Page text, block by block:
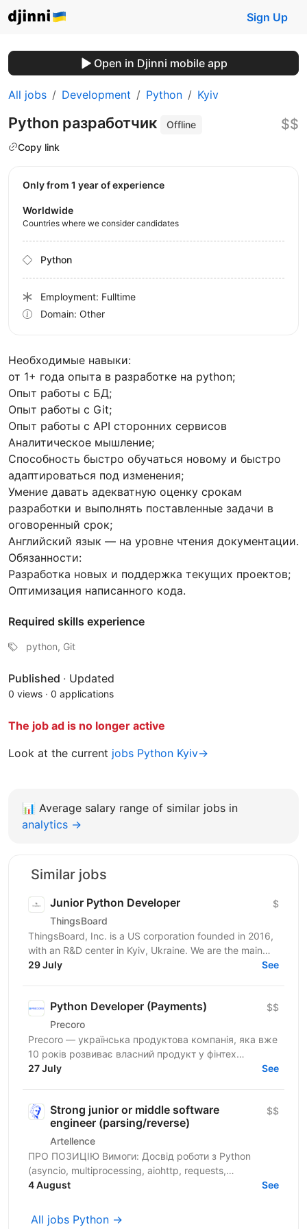
Sign Up
Open in Djinni mobile app
All jobs Development Python Kyiv
Python разработчик
Offline
Copy link
$$
Необходимые навыки:
от 1+ года опыта в разработке на python;
Опыт работы с БД;
Опыт работы с Git;
Опыт работы с API сторонних сервисов
Аналитическое мышление;
Способность быстро обучаться новому и быстро
адаптироваться под изменения;
Умение давать адекватную оценку срокам
разработки и выполнять поставленные задачи в
оговоренный срок;
Английский язык — на уровне чтения документации.
Обязанности:
Разработка новых и поддержка текущих проектов;
Оптимизация написанного кода.
Required skills experience
python, Git
Published · Updated
0 views · 0 applications
The job ad is no longer active
Look at the current jobs Python Kyiv→
Only from 1 year of experience
Worldwide
Countries where we consider candidates
Python
Employment: Fulltime
Domain: Other
📊 Average salary range of similar jobs in
analytics →
Similar jobs
Junior Python Developer
ThingsBoard
$
ThingsBoard, Inc. is a US corporation founded in 2016,
with an R&D center in Kyiv, Ukraine. We are the main
contributors and maintainers of the ThingsBoard...
29 July See
Python Developer (Payments)
Precoro
$$
Precoro — українська продуктова компанія, яка вже
10 років розвиває власний продукт у фінтех
напрямку. Ми допомагаємо компаніям оптимізувати
27 July See
Strong junior or middle software
engineer (parsing/reverse)
Artellence
$$
ПРО ПОЗИЦІЮ Вимоги: Досвід роботи з Python
(asyncio, multiprocessing, aiohttp, requests,
BeautifulSoup, Selenium/Playwright) Досвід парсингу
4 August See
All jobs Python →